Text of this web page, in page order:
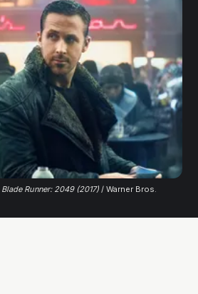
Blade Runner: 2049 (2017) / Warner Bros.